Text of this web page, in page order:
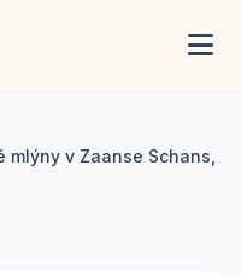
v Zaanse Schans,